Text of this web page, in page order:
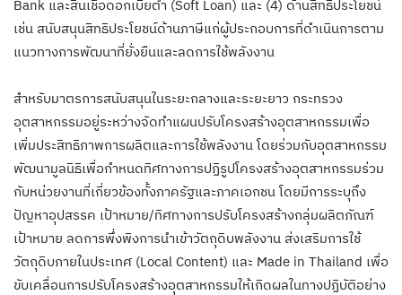
Bank และสินเชื่อดอกเบี้ยต่ำ (Soft Loan) และ (4) ด้านสิทธิประโยชน์
เช่น สนับสนุนสิทธิประโยชน์ด้านภาษีแก่ผู้ประกอบการที่ดำเนินการตาม
แนวทางการพัฒนาที่ยั่งยืนและลดการใช้พลังงาน
สำหรับมาตรการสนับสนุนในระยะกลางและระยะยาว กระทรวง
อุตสาหกรรมอยู่ระหว่างจัดทำแผนปรับโครงสร้างอุตสาหกรรมเพื่อ
เพิ่มประสิทธิภาพการผลิตและการใช้พลังงาน โดยร่วมกับอุตสาหกรรม
พัฒนามูลนิธิเพื่อกำหนดทิศทางการปฏิรูปโครงสร้างอุตสาหกรรมร่วม
กับหน่วยงานที่เกี่ยวข้องทั้งภาครัฐและภาคเอกชน โดยมีการระบุถึง
ปัญหาอุปสรรค เป้าหมาย/ทิศทางการปรับโครงสร้างกลุ่มผลิตภัณฑ์
เป้าหมาย ลดการพึ่งพิงการนำเข้าวัตถุดิบพลังงาน ส่งเสริมการใช้
วัตถุดิบภายในประเทศ (Local Content) และ Made in Thailand เพื่อ
ขับเคลื่อนการปรับโครงสร้างอุตสาหกรรมให้เกิดผลในทางปฏิบัติอย่าง